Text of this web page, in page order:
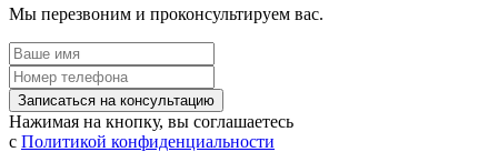
Мы перезвоним и проконсультируем вас.
Записаться на консультацию
Нажимая на кнопку, вы соглашаетесь
с Политикой конфиденциальности